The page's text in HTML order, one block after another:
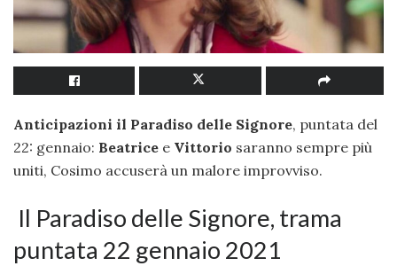
Anticipazioni il Paradiso delle Signore, puntata del
22: gennaio: Beatrice e Vittorio saranno sempre più
uniti, Cosimo accuserà un malore improvviso.
Il Paradiso delle Signore, trama
puntata 22 gennaio 2021